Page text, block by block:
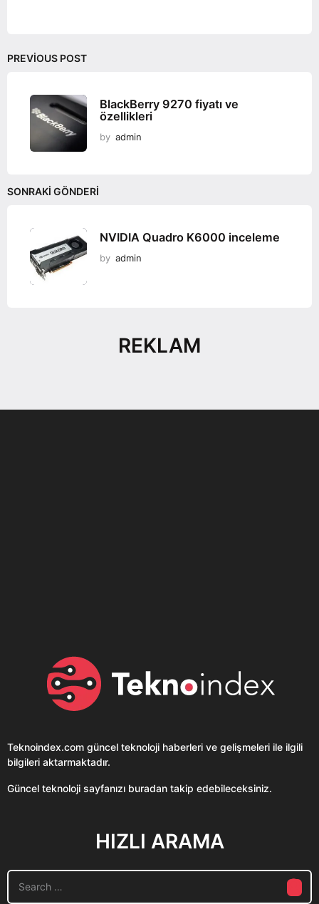
PREVIOUS POST
BlackBerry 9270 fiyatı ve
özellikleri
by admin
SONRAKI GÖNDERI
NVIDIA Quadro K6000 inceleme
by admin
REKLAM
Teknoindex.com güncel teknoloji haberleri ve gelişmeleri ile ilgili
bilgileri aktarmaktadır.
Güncel teknoloji sayfanızı buradan takip edebileceksiniz.
HIZLI ARAMA
S